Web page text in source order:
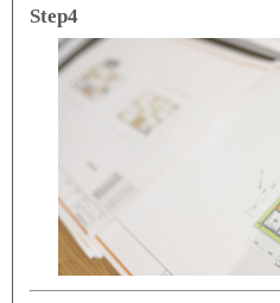
Step4